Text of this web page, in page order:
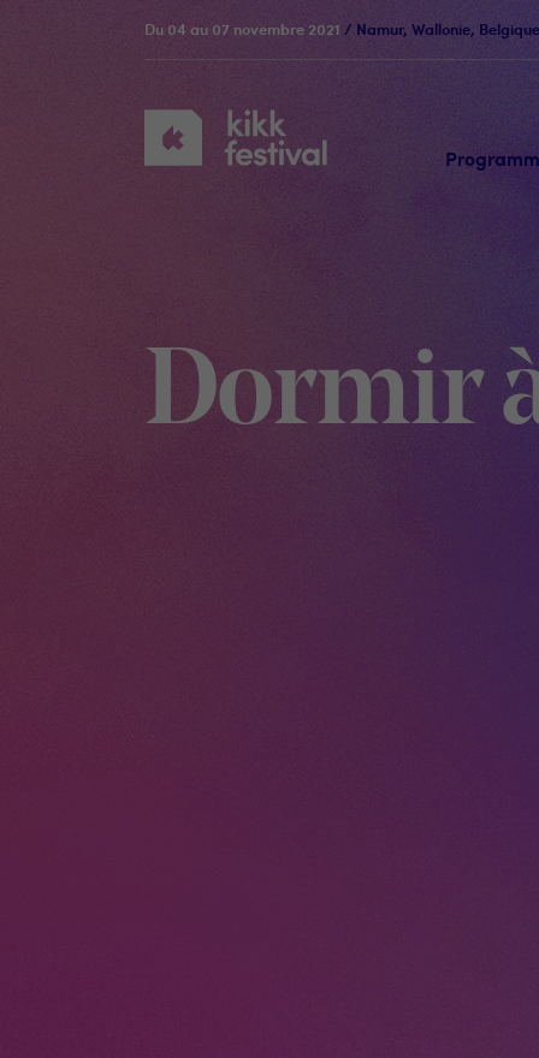
KIKK
Festival
Du 04 au 07 novembre 2021 / Namur, Wallonie, Belgique
Dormir